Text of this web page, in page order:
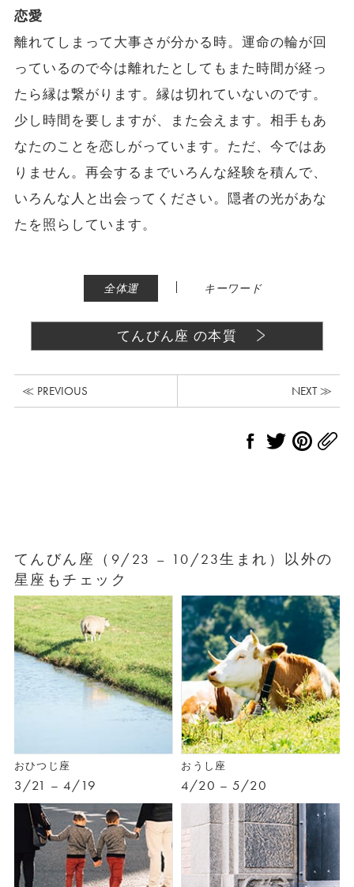
恋愛
離れてしまって大事さが分かる時。運命の輪が回
っているので今は離れたとしてもまた時間が経っ
たら縁は繋がります。縁は切れていないのです。
少し時間を要しますが、また会えます。相手もあ
なたのことを恋しがっています。ただ、今ではあ
りません。再会するまでいろんな経験を積んで、
いろんな人と出会ってください。隠者の光があな
たを照らしています。
全体運 | キーワード
てんびん座 の本質
≪ PREVIOUS NEXT ≫
てんびん座（9/23 – 10/23生まれ）以外の
星座もチェック
おひつじ座
3/21 – 4/19
おうし座
4/20 – 5/20